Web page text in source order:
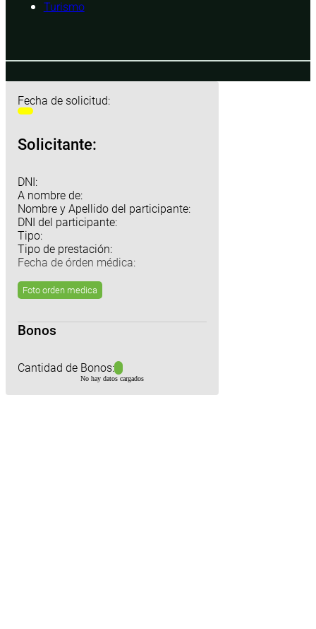
Turismo
Fecha de solicitud:
Solicitante:
DNI:
A nombre de:
Nombre y Apellido del participante:
DNI del participante:
Tipo:
Tipo de prestación:
Fecha de órden médica:
Foto orden medica
Bonos
Cantidad de Bonos:
No hay datos cargados